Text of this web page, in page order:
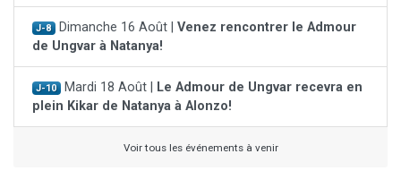
J-8 Dimanche 16 Août | Venez rencontrer le Admour
de Ungvar à Natanya!
J-10 Mardi 18 Août |
Le Admour de Ungvar recevra en
plein Kikar de Natanya à Alonzo!
Voir tous les événements à venir